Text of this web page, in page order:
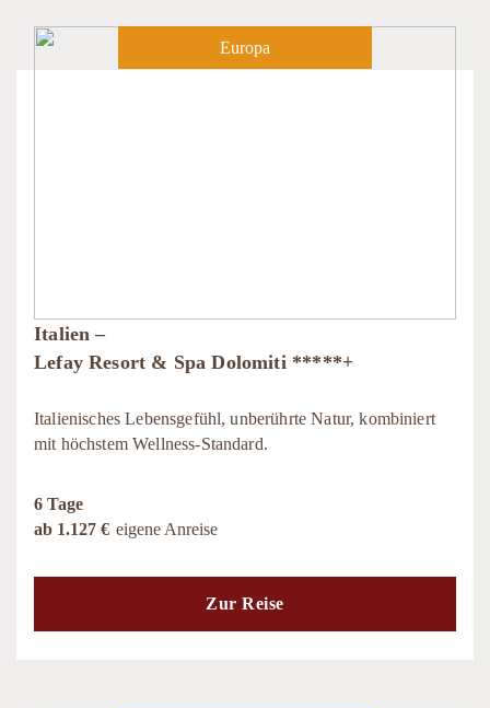
Europa
Italien –
Lefay Resort & Spa Dolomiti *****+
Italienisches Lebensgefühl, unberührte Natur, kombiniert
mit höchstem Wellness-Standard.
6 Tage
ab 1.127 € eigene Anreise
Zur Reise